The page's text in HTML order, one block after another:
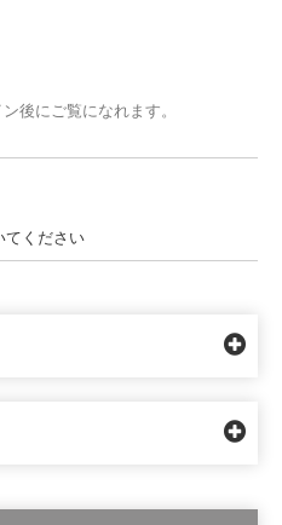
後にご覧になれます。
てください